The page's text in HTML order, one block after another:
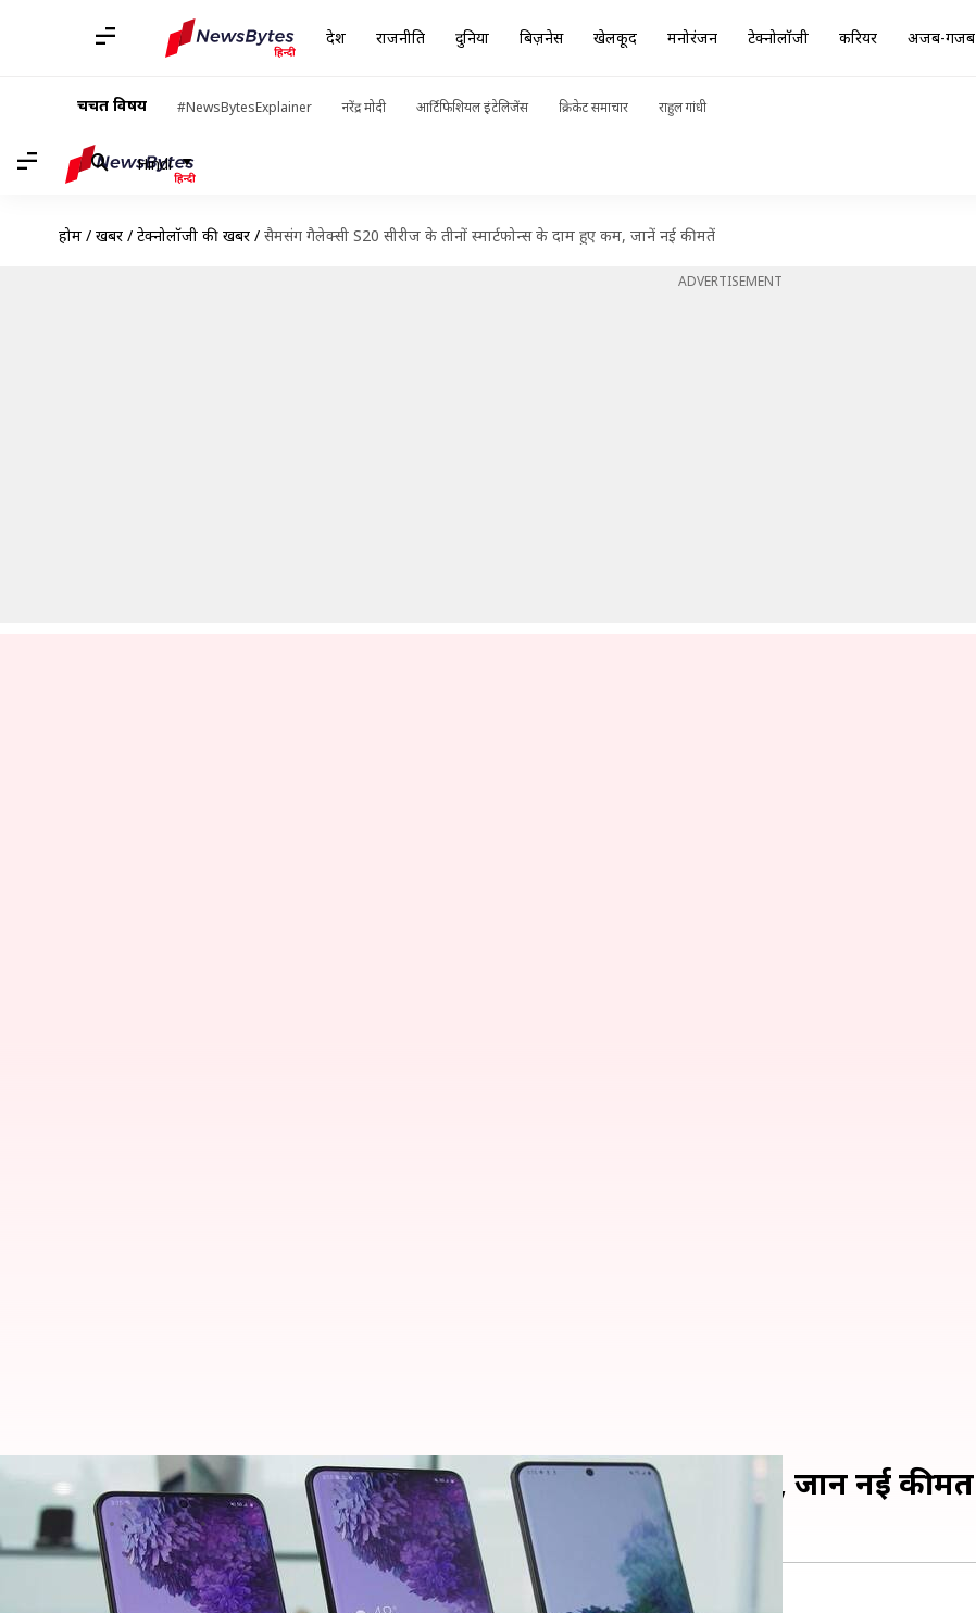
देश राजनीति दुनिया बिज़नेस खेलकूद मनोरंजन टेक्नोलॉजी करियर अजब-गजब
चर्चित विषय #NewsBytesExplainer नरेंद्र मोदी आर्टिफिशियल इंटेलिजेंस क्रिकेट समाचार राहुल गांधी
Hindi
होम / खबरें / टेक्नोलॉजी की खबरें / सैमसंग गैलेक्सी S20 सीरीज के तीनों स्मार्टफोन्स के दाम हुए कम, जानें नई कीमतें
ADVERTISEMENT
सैमसंग गैलेक्सी S20 सीरीज के तीनों स्मार्टफोन्स के दाम हुए कम, जानें नई कीमतें
लेखन मोना दीक्षित Jan 12, 2021 10:44 am